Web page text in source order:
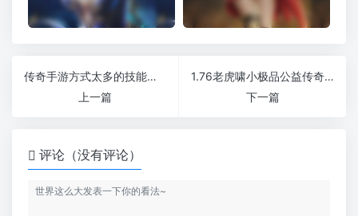
传奇手游方式太多的技能在中不是一件好事
上一篇
1.76老虎啸小极品公益传奇小怪可爆出幸运项链
下一篇
评论（没有评论）